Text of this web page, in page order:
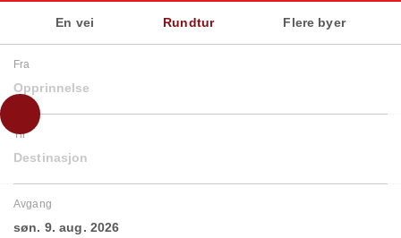
En vei Rundtur Flere byer
Fra
Opprinnelse
Til
Destinasjon
Avgang
søn. 9. aug. 2026